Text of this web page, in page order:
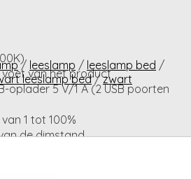
van het product
oplader 5 V/1 A (2 USB poorten
1 tot 100%
de dimstand
/ leeslamp / leeslamp bed /
leeslamp bed/zwart